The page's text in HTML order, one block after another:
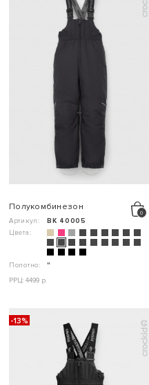
Полукомбинезон
Артикул:
ВК 40005
Цвета:
Полотно:
"
РРЦ: 4499 р.
-13%